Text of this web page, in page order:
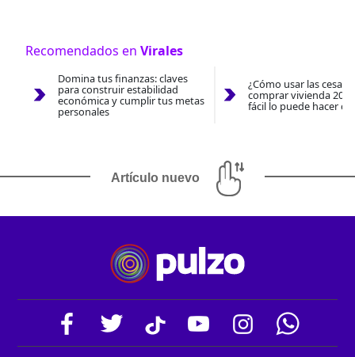
Recomendados en Virales
Domina tus finanzas: claves
para construir estabilidad
económica y cumplir tus metas
personales
¿Cómo usar las
comprar vivienda
fácil lo puede hacer
Artículo nuevo